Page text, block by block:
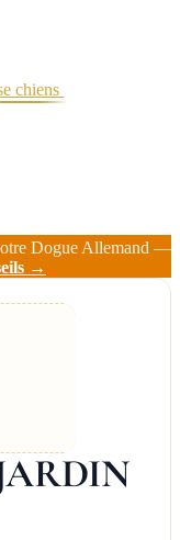
chiens
Dogue Allemand —
→